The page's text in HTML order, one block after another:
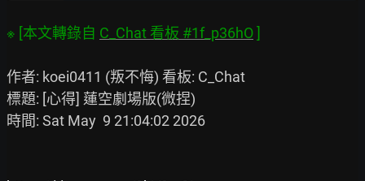
※ [本文轉錄自 C_Chat 看板 #1f_p36hO
作者: koei0411 (叛不悔) 看板: C_Chat
標題: [心得] 蓮空劇場版(微捏)
時間: Sat May  9 21:04:02 2026